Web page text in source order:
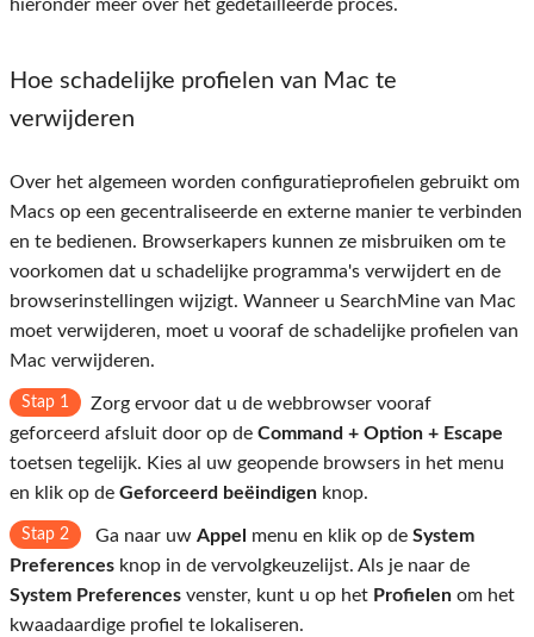
hieronder meer over het gedetailleerde proces.
Hoe schadelijke profielen van Mac te
verwijderen
Over het algemeen worden configuratieprofielen gebruikt om
Macs op een gecentraliseerde en externe manier te verbinden
en te bedienen. Browserkapers kunnen ze misbruiken om te
voorkomen dat u schadelijke programma's verwijdert en de
browserinstellingen wijzigt. Wanneer u SearchMine van Mac
moet verwijderen, moet u vooraf de schadelijke profielen van
Mac verwijderen.
Stap 1
Zorg ervoor dat u de webbrowser vooraf
geforceerd afsluit door op de Command + Option + Escape
toetsen tegelijk. Kies al uw geopende browsers in het menu
en klik op de Geforceerd beëindigen knop.
Stap 2 Ga naar uw Appel menu en klik op de System
Preferences knop in de vervolgkeuzelijst. Als je naar de
System Preferences venster, kunt u op het Profielen om het
kwaadaardige profiel te lokaliseren.